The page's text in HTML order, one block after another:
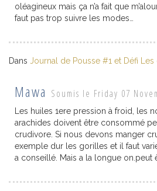
oléagineux mais ça n’a fait que
faut pas trop suivre les modes…
Dans Journal de Pousse #1 et Défi
Mawa Soumis le Friday 07
Les huiles 1ere pression à froid, les
arachides doivent être consommé
crudivore. Si nous devons manger
exemple dur les gorilles et il faut
a conseillé. Mais a la longue on.peut